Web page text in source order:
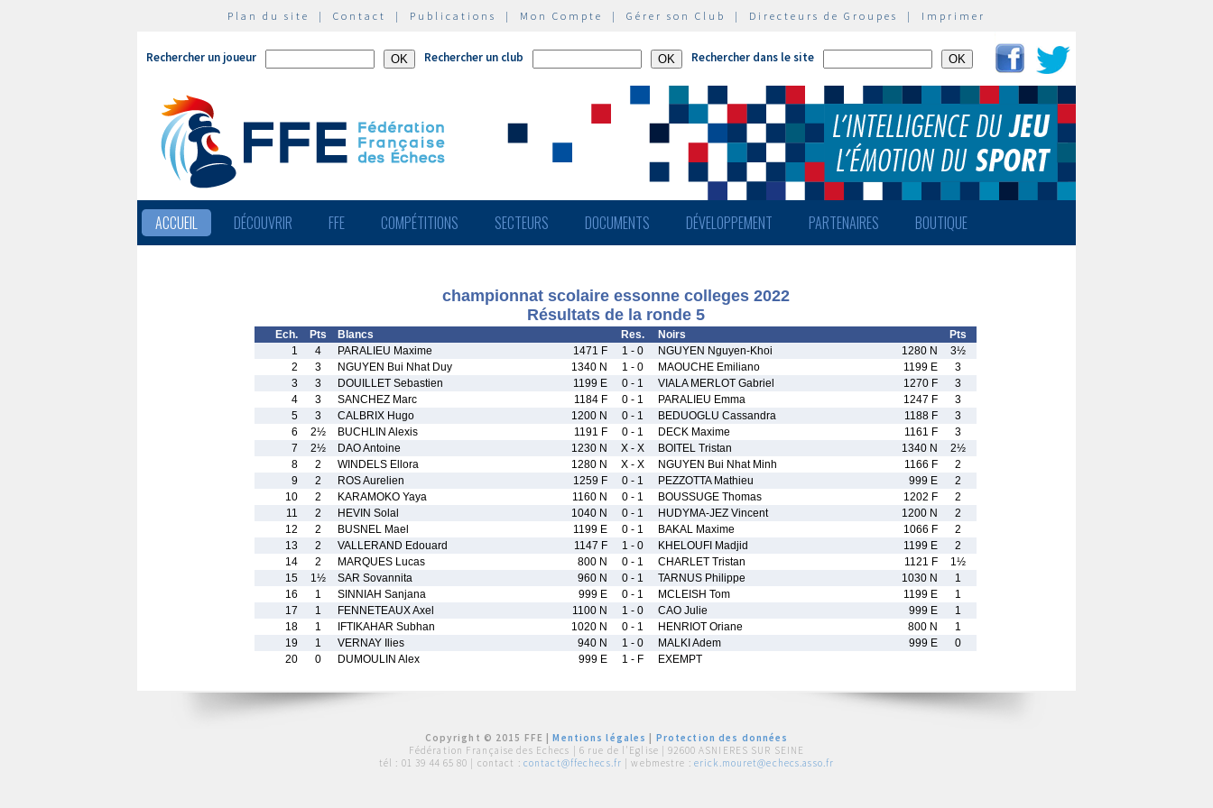
Plan du site | Contact | Publications | Mon Compte | Gérer son Club | Directeurs de Groupes | Imprimer
Rechercher un joueur Rechercher un club Rechercher dans le site
ACCUEIL DÉCOUVRIR FFE COMPÉTITIONS SECTEURS DOCUMENTS DÉVELOPPEMENT PARTENAIRES BOUTIQUE
championnat scolaire essonne colleges 2022
Résultats de la ronde 5
Ech. Pts Blancs Res. Noirs
Pts
1
4 PARALIEU Maxime 1471 F 1 - 0 NGUYEN Nguyen-Khoi 1280 N
3½
2
3 NGUYEN Bui Nhat Duy 1340 N 1 - 0 MAOUCHE Emiliano 1199 E
3
3
3 DOUILLET Sebastien 1199 E 0 - 1 VIALA MERLOT Gabriel 1270 F
3
4
3 SANCHEZ Marc 1184 F 0 - 1 PARALIEU Emma 1247 F
3
5
3 CALBRIX Hugo 1200 N 0 - 1 BEDUOGLU Cassandra 1188 F
3
6
2½ BUCHLIN Alexis 1191 F 0 - 1 DECK Maxime 1161 F
3
7
2½ DAO Antoine 1230 N X - X BOITEL Tristan 1340 N
2½
8
2 WINDELS Ellora 1280 N X - X NGUYEN Bui Nhat Minh 1166 F
2
9
2 ROS Aurelien 1259 F 0 - 1 PEZZOTTA Mathieu 999 E
2
10
2 KARAMOKO Yaya 1160 N 0 - 1 BOUSSUGE Thomas 1202 F
2
11
2 HEVIN Solal 1040 N 0 - 1 HUDYMA-JEZ Vincent 1200 N
2
12
2 BUSNEL Mael 1199 E 0 - 1 BAKAL Maxime 1066 F
2
13
2 VALLERAND Edouard 1147 F 1 - 0 KHELOUFI Madjid 1199 E
2
14
2 MARQUES Lucas 800 N 0 - 1 CHARLET Tristan 1121 F
1½
15
1½ SAR Sovannita 960 N 0 - 1 TARNUS Philippe 1030 N
1
16
1 SINNIAH Sanjana 999 E 0 - 1 MCLEISH Tom 1199 E
1
17
1 FENNETEAUX Axel 1100 N 1 - 0 CAO Julie 999 E
1
18
1 IFTIKAHAR Subhan 1020 N 0 - 1 HENRIOT Oriane 800 N
1
19
1 VERNAY Ilies 940 N 1 - 0 MALKI Adem 999 E
0
20
0 DUMOULIN Alex 999 E 1 - F EXEMPT
Copyright © 2015 FFE |Mentions légales
Protection des données
Fédération Française des Echecs | 6 rue de l'Eglise | 92600 ASNIERES SUR SEINE
tél : 01 39 44 65 80 | contact : contact@ffechecs.fr | webmestre : erick.mouret@echecs.asso.fr